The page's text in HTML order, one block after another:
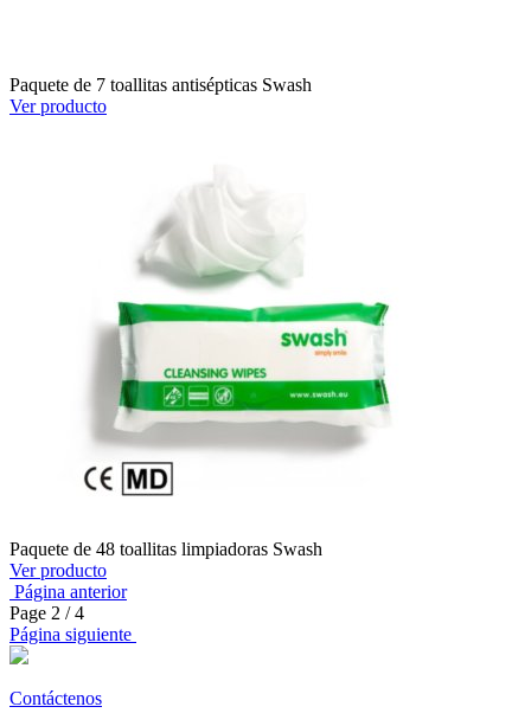
Paquete de 7 toallitas antisépticas Swash
Ver producto
Paquete de 48 toallitas limpiadoras Swash
Ver producto
Página anterior
Page 2 / 4
Página siguiente
Contáctenos